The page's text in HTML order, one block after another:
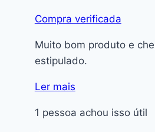
Compra verificada
Muito bom produto e
estipulado.
Ler mais
1 pessoa achou isso útil